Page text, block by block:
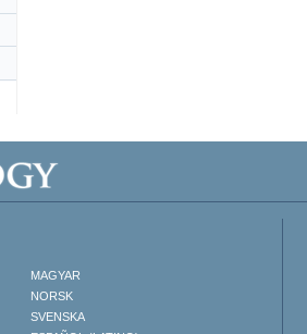
MAGYAR
NORSK
SVENSKA